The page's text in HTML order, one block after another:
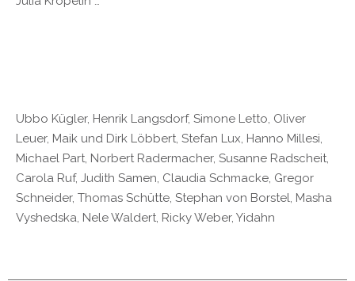
Ubbo Kügler, Henrik Langsdorf, Simone Letto, Oliver
Leuer, Maik und Dirk Löbbert, Stefan Lux, Hanno Millesi,
Michael Part, Norbert Radermacher, Susanne Radscheit,
Carola Ruf, Judith Samen, Claudia Schmacke, Gregor
Schneider, Thomas Schütte, Stephan von Borstel, Masha
Vyshedska, Nele Waldert, Ricky Weber, Yidahn